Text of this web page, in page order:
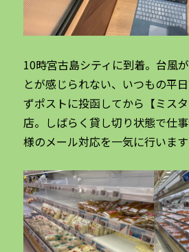
10時宮古島シティに到着。台風
とが感じられない、いつもの平
ずポストに投函してから【ミス
店。しばらく貸し切り状態で仕
様のメール対応を一気に行いま